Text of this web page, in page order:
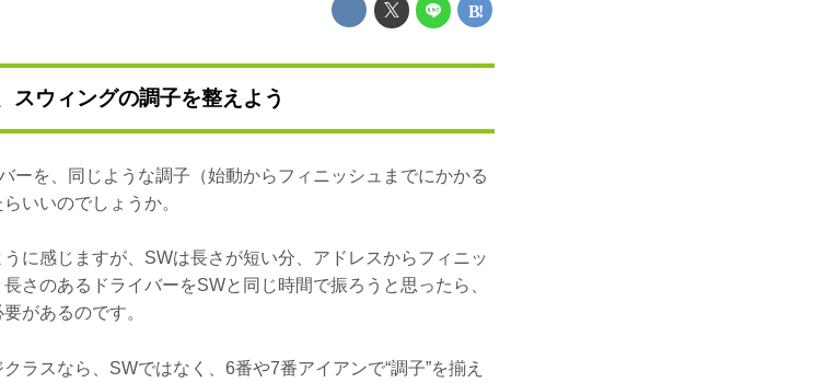
スウィングの調子を整えよう
ーを、同じような調子（始動からフィニッシュまでにかかる
いいのでしょうか。
に感じますが、SWは長さが短い分、アドレスからフィニッ
さのあるドライバーをSWと同じ時間で振ろうと思ったら、
があるのです。
ラスなら、SWではなく、6番や7番アイアンで“調子”を揃え